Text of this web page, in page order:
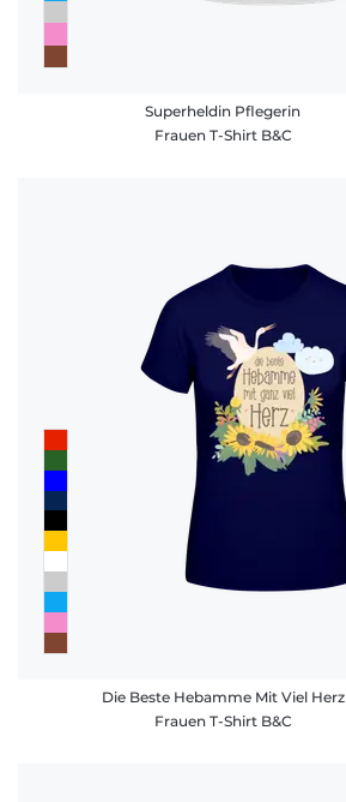
Superheldin Pflegerin
Frauen T-Shirt B&C
Die Beste Hebamme Mit Viel Herz
Frauen T-Shirt B&C